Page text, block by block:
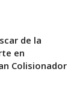
de la
en
Colisionador